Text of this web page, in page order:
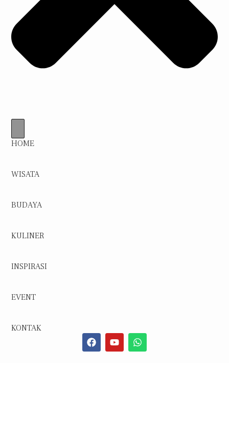
HOME
WISATA
BUDAYA
KULINER
INSPIRASI
EVENT
KONTAK